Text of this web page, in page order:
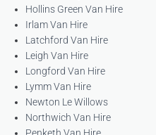
Hollins Green Van Hire
Irlam Van Hire
Latchford Van Hire
Leigh Van Hire
Longford Van Hire
Lymm Van Hire
Newton Le Willows
Northwich Van Hire